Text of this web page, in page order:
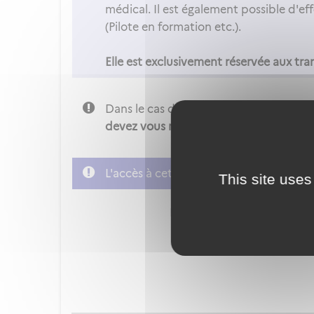
This site
médical. Il est également possible
(Pilote en formation etc.).
Elle est exclusivement réservée aux
Dans le cas d'un transfert sortant,
devez vous rapprochez de votre
L'accès à cette démarche ne vous est
FranceConnect est la